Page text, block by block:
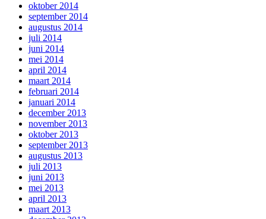
oktober 2014
september 2014
augustus 2014
juli 2014
juni 2014
mei 2014
april 2014
maart 2014
februari 2014
januari 2014
december 2013
november 2013
oktober 2013
september 2013
augustus 2013
juli 2013
juni 2013
mei 2013
april 2013
maart 2013